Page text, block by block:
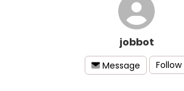
jobbot
Message Follow